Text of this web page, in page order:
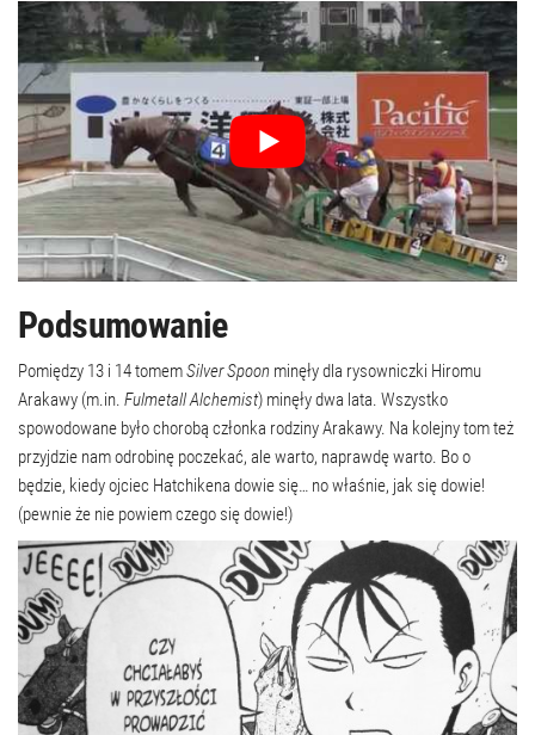
Podsumowanie
Pomiędzy 13 i 14 tomemSilver Spoon minęły dla rysowniczki Hiromu
Arakawy (m.in. Fulmetall Alchemist) minęły dwa lata. Wszystko
spowodowane było chorobą członka rodziny Arakawy. Na kolejny tom też
przyjdzie nam odrobinę poczekać, ale warto, naprawdę warto. Bo o
będzie, kiedy ojciec Hatchikena dowie się… no właśnie, jak się dowie!
(pewnie że nie powiem czego się dowie!)